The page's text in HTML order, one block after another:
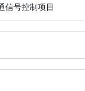
信号控制项目